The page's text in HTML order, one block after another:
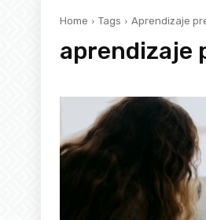
Home Tags Aprendizaje
aprendizaje